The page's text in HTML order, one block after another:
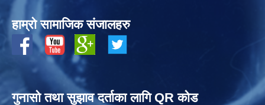
हाम्रो सामाजिक संजालहरु
गुनासो तथा सुझाव दर्ताका लागि QR कोड